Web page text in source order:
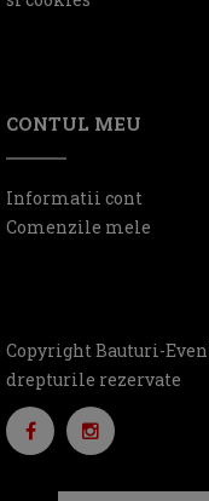
CONTUL MEU
Informatii cont
Comenzile mele
Copyright Bauturi-
drepturile rezervate